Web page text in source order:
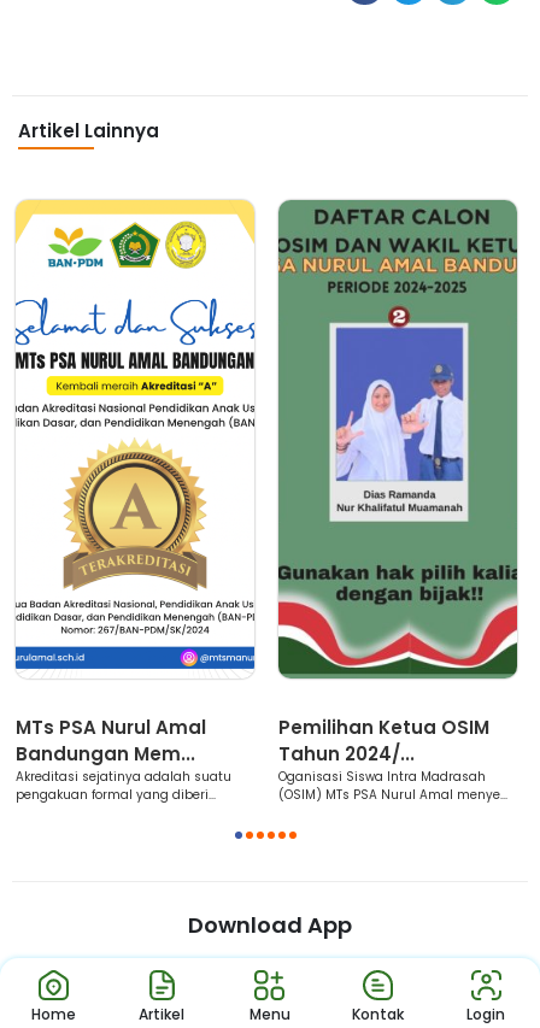
Artikel Lainnya
MTs PSA Nurul Amal
Bandungan Mem...
Akreditasi sejatinya adalah suatu
pengakuan formal yang diberi...
Pemilihan Ketua OSIM
Tahun 2024/...
Oganisasi Siswa Intra Madrasah
(OSIM) MTs PSA Nurul Amal menye...
6
Download App
Jl. Wijaya Kusuma No. 01 RT 03 RW 03, Kenteng, Kec. Bandungan,
Kab. Semarang Prov. Jawa Tengah
Home
Artikel Menu Kontak Login